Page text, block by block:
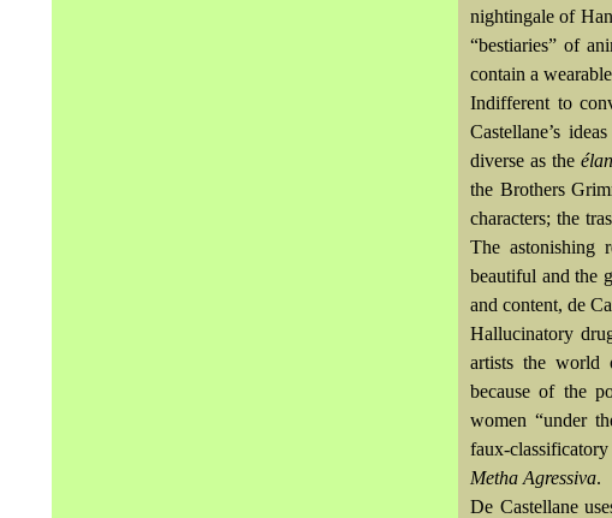
nightingale of
“bestiaries” of
contain a
Indifferent to
Castellane’s
diverse as the
the Brothers
characters; the
The astonishing
beautiful and the
and content, de
Hallucinatory
artists the world
because of the
women “under
faux-
Metha Agressiva.
De Castellane